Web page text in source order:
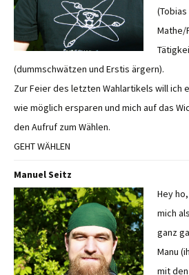
Mathe/
(dummschwätzen und Erstis ärgern).
Zur Feier des letzten Wahlartikels will ich
wie möglich ersparen und mich auf das
den Aufruf zum Wählen.
GEHT WÄHLEN
Manuel Seitz
Hey
mich
ganz
Manu
mit